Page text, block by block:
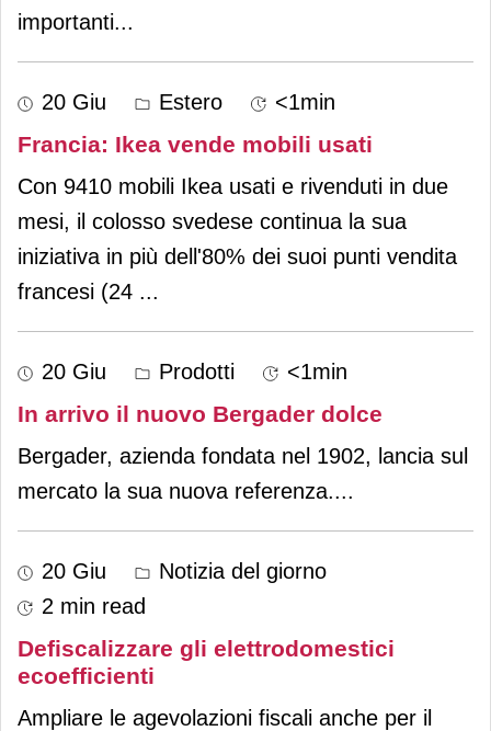
importanti...
20 Giu Estero <1min
Francia: Ikea vende mobili usati
Con 9410 mobili Ikea usati e rivenduti in due
mesi, il colosso svedese continua la sua
iniziativa in più dell'80% dei suoi punti vendita
francesi (24 ...
20 Giu Prodotti <1min
In arrivo il nuovo Bergader dolce
Bergader, azienda fondata nel 1902, lancia sul
mercato la sua nuova referenza....
20 Giu
Notizia del giorno
2 min read
Defiscalizzare gli elettrodomestici
ecoefficienti
Ampliare le agevolazioni fiscali anche per il